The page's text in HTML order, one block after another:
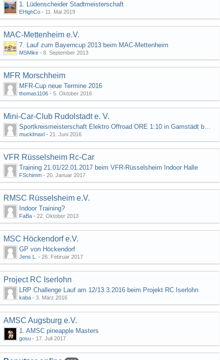
1. Lüdenscheider Stadtmeisterschaft
EHighCo - 11. Mai 2019
MAC-Mettenheim e.V.
7. Lauf zum Bayerncup 2013 beim MAC-Mettenheim
MSMike - 8. September 2013
MFR Morschheim
MFR-Cup neue Termine 2016
thomas1106 - 5. Oktober 2016
Mini-Car-Club Rudolstadt e. V.
Sportkreismeisterschaft Elektro Offroad ORE 1:10 in Gamstädt bei Erfurt, Outdoor mit Indoor Ausweichmöglichkeit!!!
mucklmaxl - 21. Juni 2016
VFR Rüsselsheim Rc-Car
Training 21.01/22.01.2017 beim VFR-Rüsselsheim Indoor Halle
FSchimm - 20. Januar 2017
RMSC Rüsselsheim e.V.
Indoor Training?
FaBa - 22. Oktober 2013
MSC Höckendorf e.V.
GP von Höckendorf
Jens L. - 26. Februar 2017
Project RC Iserlohn
LRP Challenge Lauf am 12/13.3.2016 beim Projekt RC Iserlohn
kaba - 3. März 2016
AMSC Augsburg e.V.
1. AMSC pineapple Masters
gosu - 17. Juli 2017